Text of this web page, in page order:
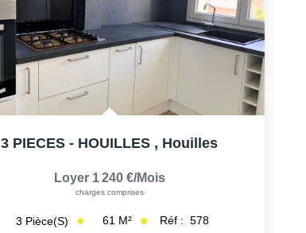
3 PIECES - HOUILLES , Houilles
Loyer 1 240 €/mois
charges comprises
3 Pièce(s) 61 M² Réf : 578